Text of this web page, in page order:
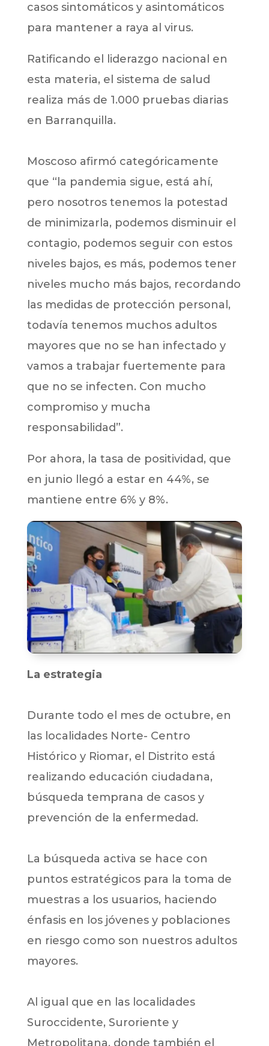
casos sintomáticos y asintomáticos
para mantener a raya al virus.
Ratificando el liderazgo nacional en
esta materia, el sistema de salud
realiza más de 1.000 pruebas diarias
en Barranquilla.
Moscoso afirmó categóricamente
que “la pandemia sigue, está ahí,
pero nosotros tenemos la potestad
de minimizarla, podemos disminuir el
contagio, podemos seguir con estos
niveles bajos, es más, podemos tener
niveles mucho más bajos, recordando
las medidas de protección personal,
todavía tenemos muchos adultos
mayores que no se han infectado y
vamos a trabajar fuertemente para
que no se infecten. Con mucho
compromiso y mucha
responsabilidad”.
Por ahora, la tasa de positividad, que
en junio llegó a estar en 44%, se
mantiene entre 6% y 8%.
La estrategia
Durante todo el mes de octubre, en
las localidades Norte- Centro
Histórico y Riomar, el Distrito está
realizando educación ciudadana,
búsqueda temprana de casos y
prevención de la enfermedad.
La búsqueda activa se hace con
puntos estratégicos para la toma de
muestras a los usuarios, haciendo
énfasis en los jóvenes y poblaciones
en riesgo como son nuestros adultos
mayores.
Al igual que en las localidades
Suroccidente, Suroriente y
Metropolitana, donde también el